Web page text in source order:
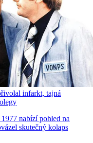
infarkt, tajná
nabízí pohled na
skutečný kolaps